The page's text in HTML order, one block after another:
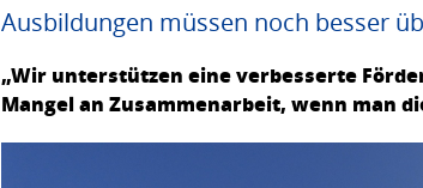
Ausbildungen müssen noch besser
„Wir unterstützen eine verbesserte
Mangel an Zusammenarbeit, wenn man